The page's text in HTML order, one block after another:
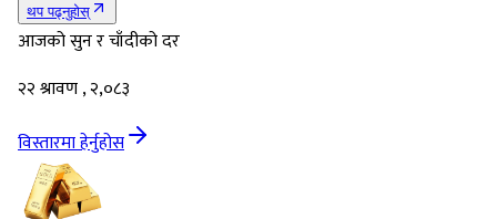
थप पढ्नुहोस्
आजको सुन र चाँदीको दर
२२ श्रावण , २,०८३
विस्तारमा हेर्नुहोस